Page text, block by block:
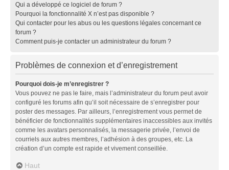
Qui a développé ce logiciel de forum ?
Pourquoi la fonctionnalité X n’est pas disponible ?
Qui contacter pour les abus ou les questions légales concernant ce
forum ?
Comment puis-je contacter un administrateur du forum ?
Problèmes de connexion et d’enregistrement
Pourquoi dois-je m’enregistrer ?
Vous pouvez ne pas le faire, mais l’administrateur du forum peut avoir
configuré les forums afin qu’il soit nécessaire de s’enregistrer pour
poster des messages. Par ailleurs, l’enregistrement vous permet de
bénéficier de fonctionnalités supplémentaires inaccessibles aux invités
comme les avatars personnalisés, la messagerie privée, l’envoi de
courriels aux autres membres, l’adhésion à des groupes, etc. La
création d’un compte est rapide et vivement conseillée.
Haut